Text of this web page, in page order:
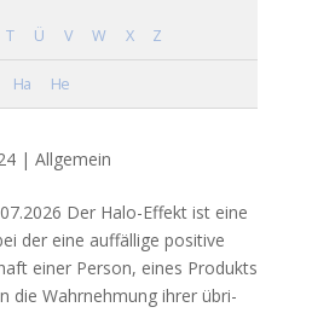
T Ü V W X Z
Ha He
| Allgemein
Der Halo-Effekt ist eine
der eine auf­fäl­li­ge posi­ti­ve
einer Per­son, eines Pro­dukts
die Wahr­neh­mung ihrer übri­